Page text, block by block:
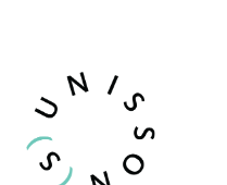
articles